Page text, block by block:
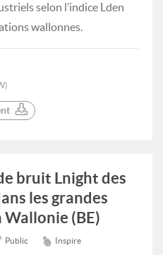
selon l’indice Lden
wallonnes.
bruit Lnight des
les grandes
(BE)
Public Inspire